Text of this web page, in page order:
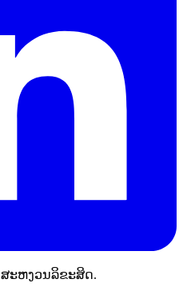
ສະຫງວນລິຂະສິດ.